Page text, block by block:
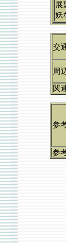
展
妖
交
周
関
参
参